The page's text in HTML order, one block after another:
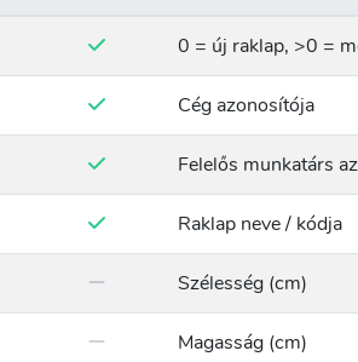
0 = új raklap, >0 =
Cég azonosítója
Felelős munkatárs
Raklap neve / kódja
Szélesség (cm)
Magasság (cm)